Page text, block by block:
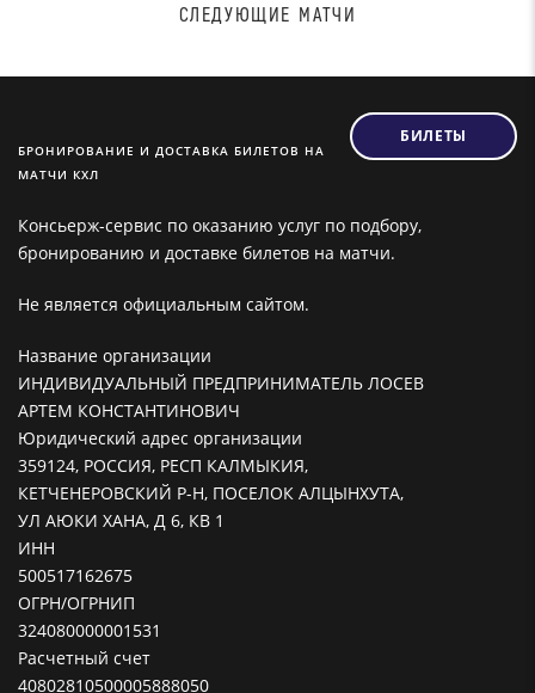
СЛЕДУЮЩИЕ МАТЧИ
БРОНИРОВАНИЕ И ДОСТАВКА БИЛЕТОВ НА
МАТЧИ КХЛ
БИЛЕТЫ
Консьерж-сервис по оказанию услуг по подбору,
бронированию и доставке билетов на матчи.
Не является официальным сайтом.
Название организации
ИНДИВИДУАЛЬНЫЙ ПРЕДПРИНИМАТЕЛЬ ЛОСЕВ
АРТЕМ КОНСТАНТИНОВИЧ
Юридический адрес организации
359124, РОССИЯ, РЕСП КАЛМЫКИЯ,
КЕТЧЕНЕРОВСКИЙ Р-Н, ПОСЕЛОК АЛЦЫНХУТА,
УЛ АЮКИ ХАНА, Д 6, КВ 1
ИНН
500517162675
ОГРН/ОГРНИП
324080000001531
Расчетный счет
40802810500005888050